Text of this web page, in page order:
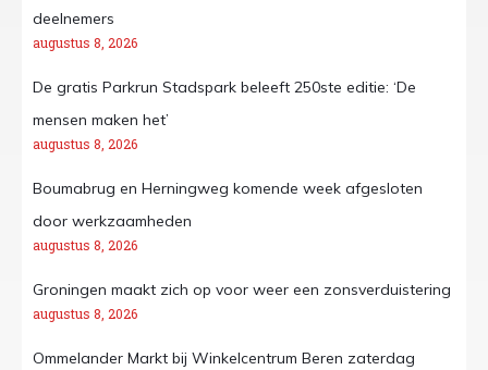
deelnemers
augustus 8, 2026
De gratis Parkrun Stadspark beleeft 250ste editie: ‘De
mensen maken het’
augustus 8, 2026
Boumabrug en Herningweg komende week afgesloten
door werkzaamheden
augustus 8, 2026
Groningen maakt zich op voor weer een zonsverduistering
augustus 8, 2026
Ommelander Markt bij Winkelcentrum Beren zaterdag